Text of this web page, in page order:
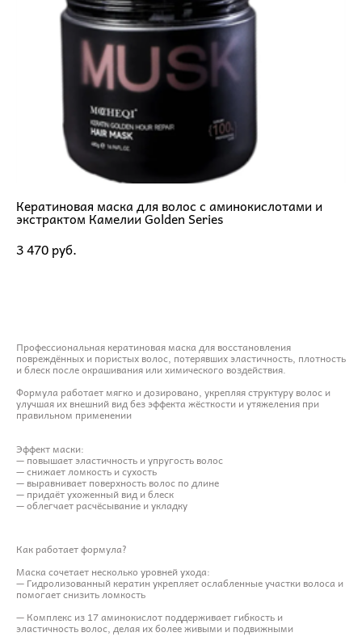
Кератиновая маска для волос с аминокислотами и
экстрактом Камелии Golden Series
3 470 pуб.
Профессиональная кератиновая маска для восстановления
повреждённых и пористых волос, потерявших эластичность, плотность
и блеск после окрашивания или химического воздействия.
Формула работает мягко и дозировано, укрепляя структуру волос и
улучшая их внешний вид без эффекта жёсткости и утяжеления при
правильном применении
Эффект маски:
— повышает эластичность и упругость волос
— снижает ломкость и сухость
— выравнивает поверхность волос по длине
— придаёт ухоженный вид и блеск
— облегчает расчёсывание и укладку
Как работает формула?
Маска сочетает несколько уровней ухода:
— Гидролизованный кератин укрепляет ослабленные участки волоса и
помогает снизить ломкость
— Комплекс из 17 аминокислот поддерживает гибкость и
эластичность волос, делая их более живыми и подвижными